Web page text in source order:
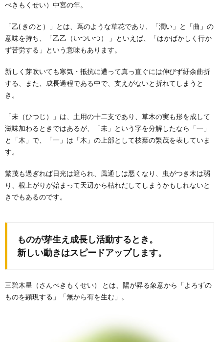
ぺきもくせい）中宮の年。
「乙( きのと）」とは、蔦のような草花であり、「潤い」と「曲」の
意味を持ち、「乙乙（いついつ） 」といえば、「はかばかしく行か
ず苦労する」という意味もあります。
新しく芽吹いても寒気・抵抗に遭って真っ直ぐには伸びず紆余曲折
する、また、成長過程である中で、支えがないと折れてしまうと
き。
「未（ひつじ）」は、土用の十二支であり、草木の実も形を成して
滋味加わるときではあるが、「未」という字を分解したなら「一」
と「木」で、「一」は「木」の上部として枝葉の繁茂を表していま
す。
繁茂も過ぎれば日光は遮られ、風通しは悪くなり、虫がつき木は弱
り、根上がりが始まって天辺から枯れだしてしまうかもしれないと
きでもあるのです。
ものが芽生え成長し活動するとき。
新しい動きはスピードアップします。
三碧木星（さんぺきもくせい） とは、陽が昇る象意から「よろずの
ものを顕現する」「無から有を生む」。